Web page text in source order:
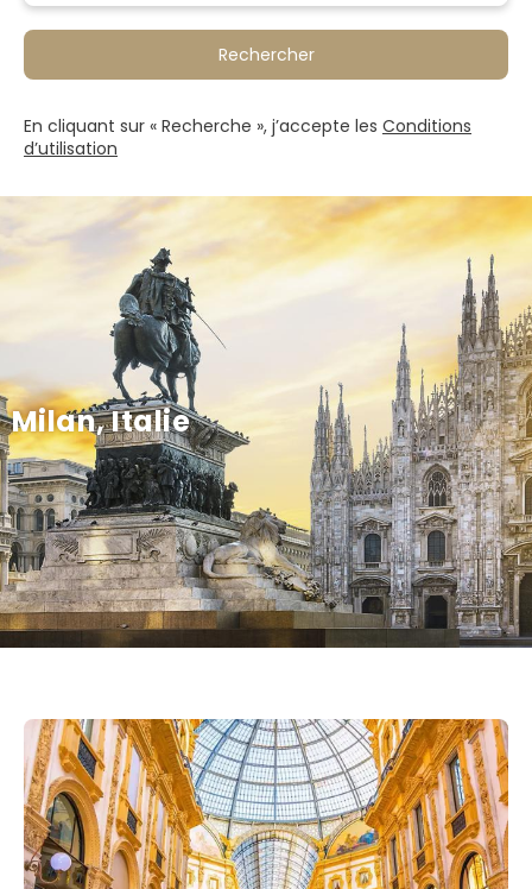
Milan, Italie
Rechercher
En cliquant sur « Recherche », j’accepte les Conditions
d’utilisation